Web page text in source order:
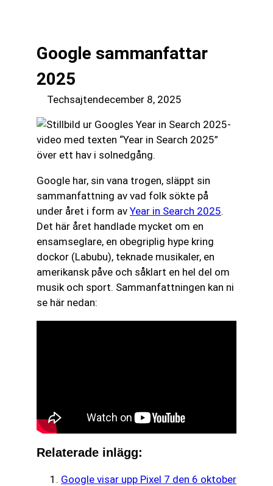
Google sammanfattar
2025
Techsajtendecember 8, 2025
Google har, sin vana trogen, släppt sin
sammanfattning av vad folk sökte på
under året i form av Year in Search 2025.
Det här året handlade mycket om en
ensamseglare, en obegriplig hype kring
dockor (Labubu), teknade musikaler, en
amerikansk påve och såklart en hel del om
musik och sport. Sammanfattningen kan ni
se här nedan:
Relaterade inlägg:
Google visar upp Pixel 7 den 6 oktober